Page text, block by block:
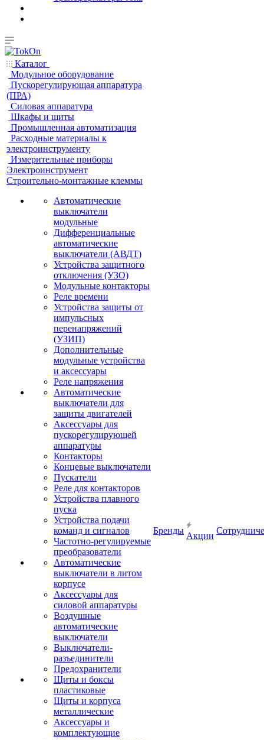
Каталог
Модульное оборудование
Пускорегулирующая аппаратура
(ПРА)
Силовая аппаратура
Шкафы и щиты
Промышленная автоматизация
Расходные материалы к
электроинструменту
Измерительные приборы
Электроинструмент
Строительно-монтажные клеммы
Автоматические
выключатели
модульные
Дифференциальные
автоматические
выключатели (АВДТ)
Устройства защитного
отключения (УЗО)
Модульные контакторы
Реле времени
Устройства защиты от
импульсных
перенапряжений
(УЗИП)
Дополнительные
модульные устройства
и аксессуары
Реле напряжения
Автоматические
выключатели для
защиты двигателей
Аксессуары для
пускорегулирующей
аппаратуры
Контакторы
Концевые выключатели
Пускатели
Реле для контакторов
Устройства плавного
пуска
Устройства подачи
команд и сигналов
Частотно-регулируемые
преобразователи
Автоматические
выключатели в литом
корпусе
Аксессуары для
силовой аппаратуры
Воздушные
автоматические
выключатели
Выключатели-
разъединители
Предохранители
Щиты и боксы
пластиковые
Щиты и корпуса
металлические
Аксессуары и
комплектующие
Бренды
Акции